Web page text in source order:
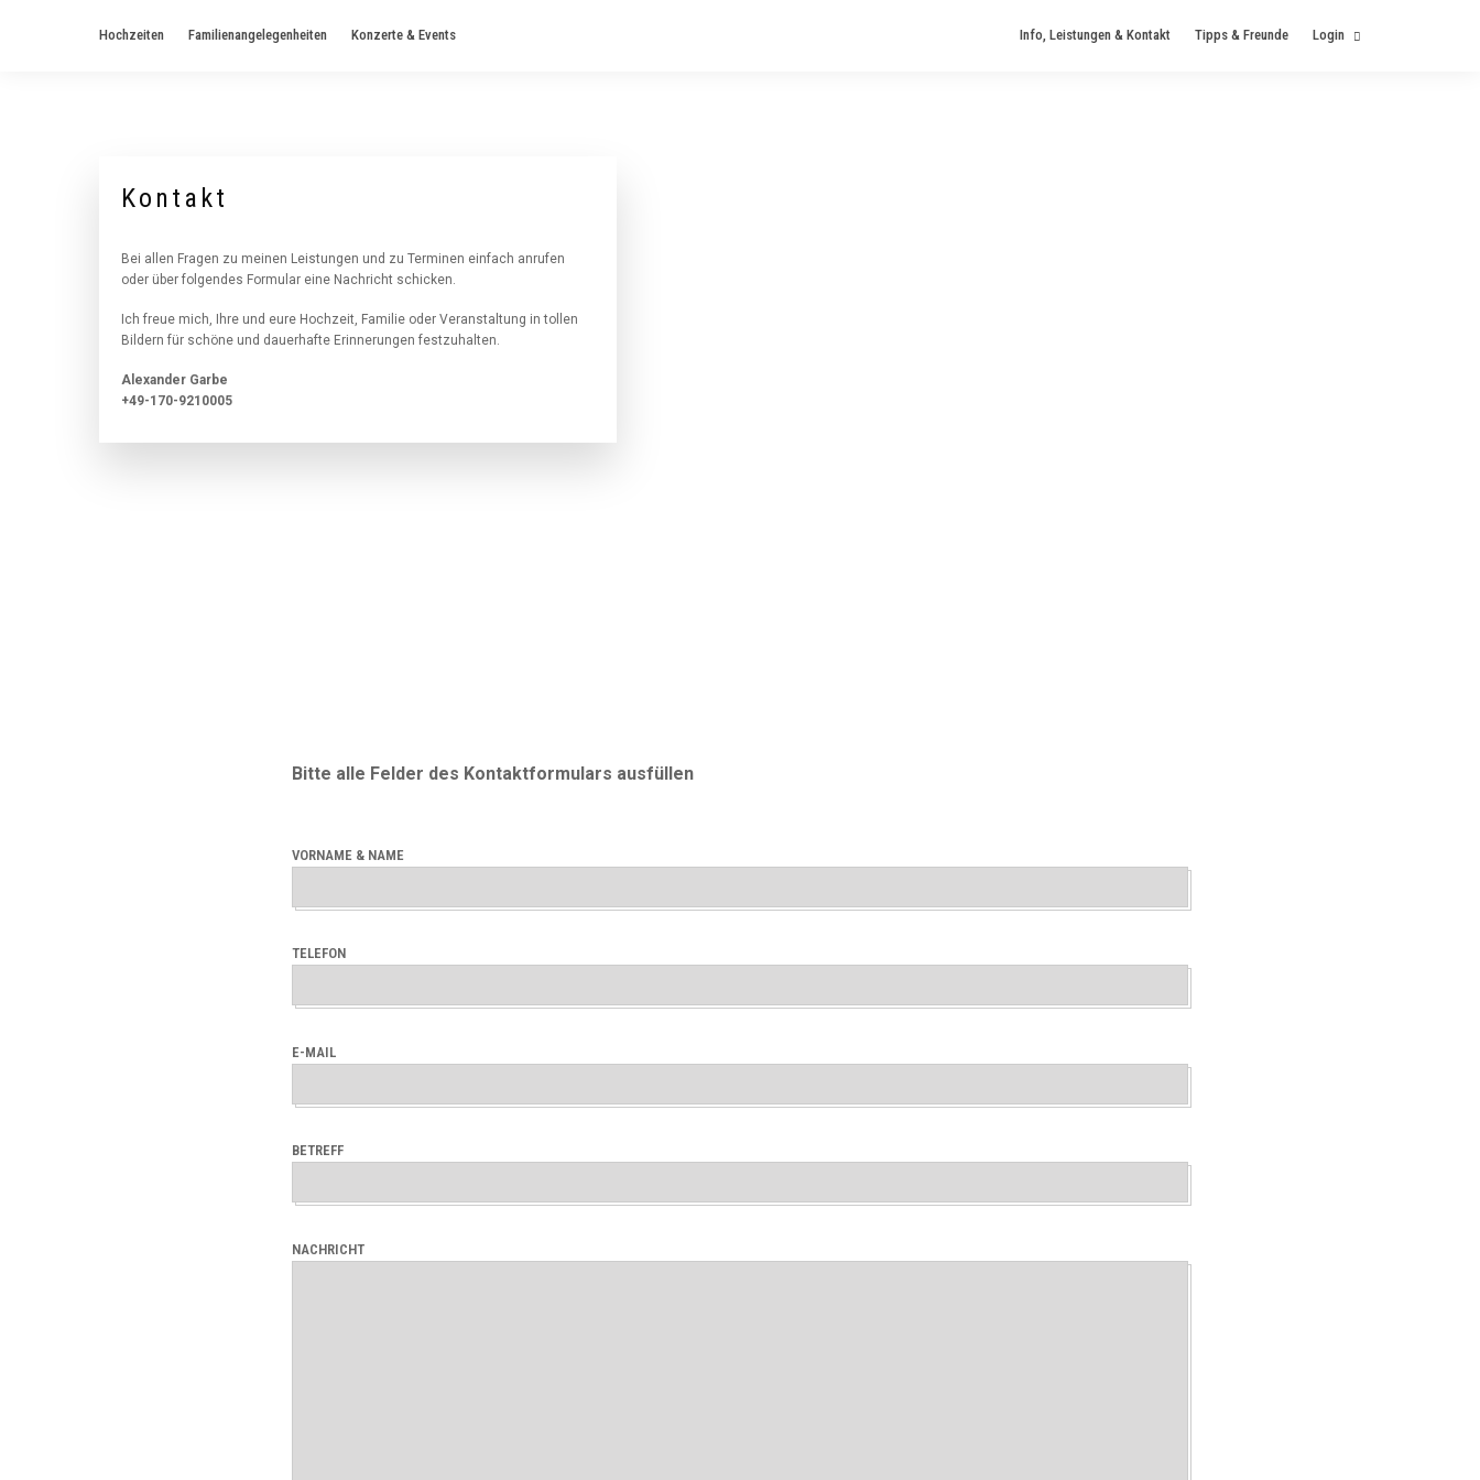
Hochzeiten Familienangelegenheiten Konzerte & Events Info, Leistungen & Kontakt Tipps & Freunde Login
Kontakt
Bei allen Fragen zu meinen Leistungen und zu Terminen einfach anrufen
oder über folgendes Formular eine Nachricht schicken.
Ich freue mich, Ihre und eure Hochzeit, Familie oder Veranstaltung in tollen
Bildern für schöne und dauerhafte Erinnerungen festzuhalten.
Alexander Garbe
+49-170-9210005
Bitte alle Felder des Kontaktformulars ausfüllen
VORNAME & NAME
TELEFON
E-MAIL
BETREFF
NACHRICHT